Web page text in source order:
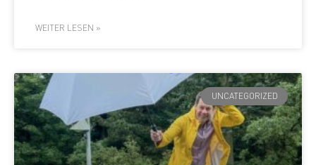
WEITER LESEN »
UNCATEGORIZED